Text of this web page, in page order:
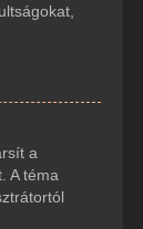
a
A téma